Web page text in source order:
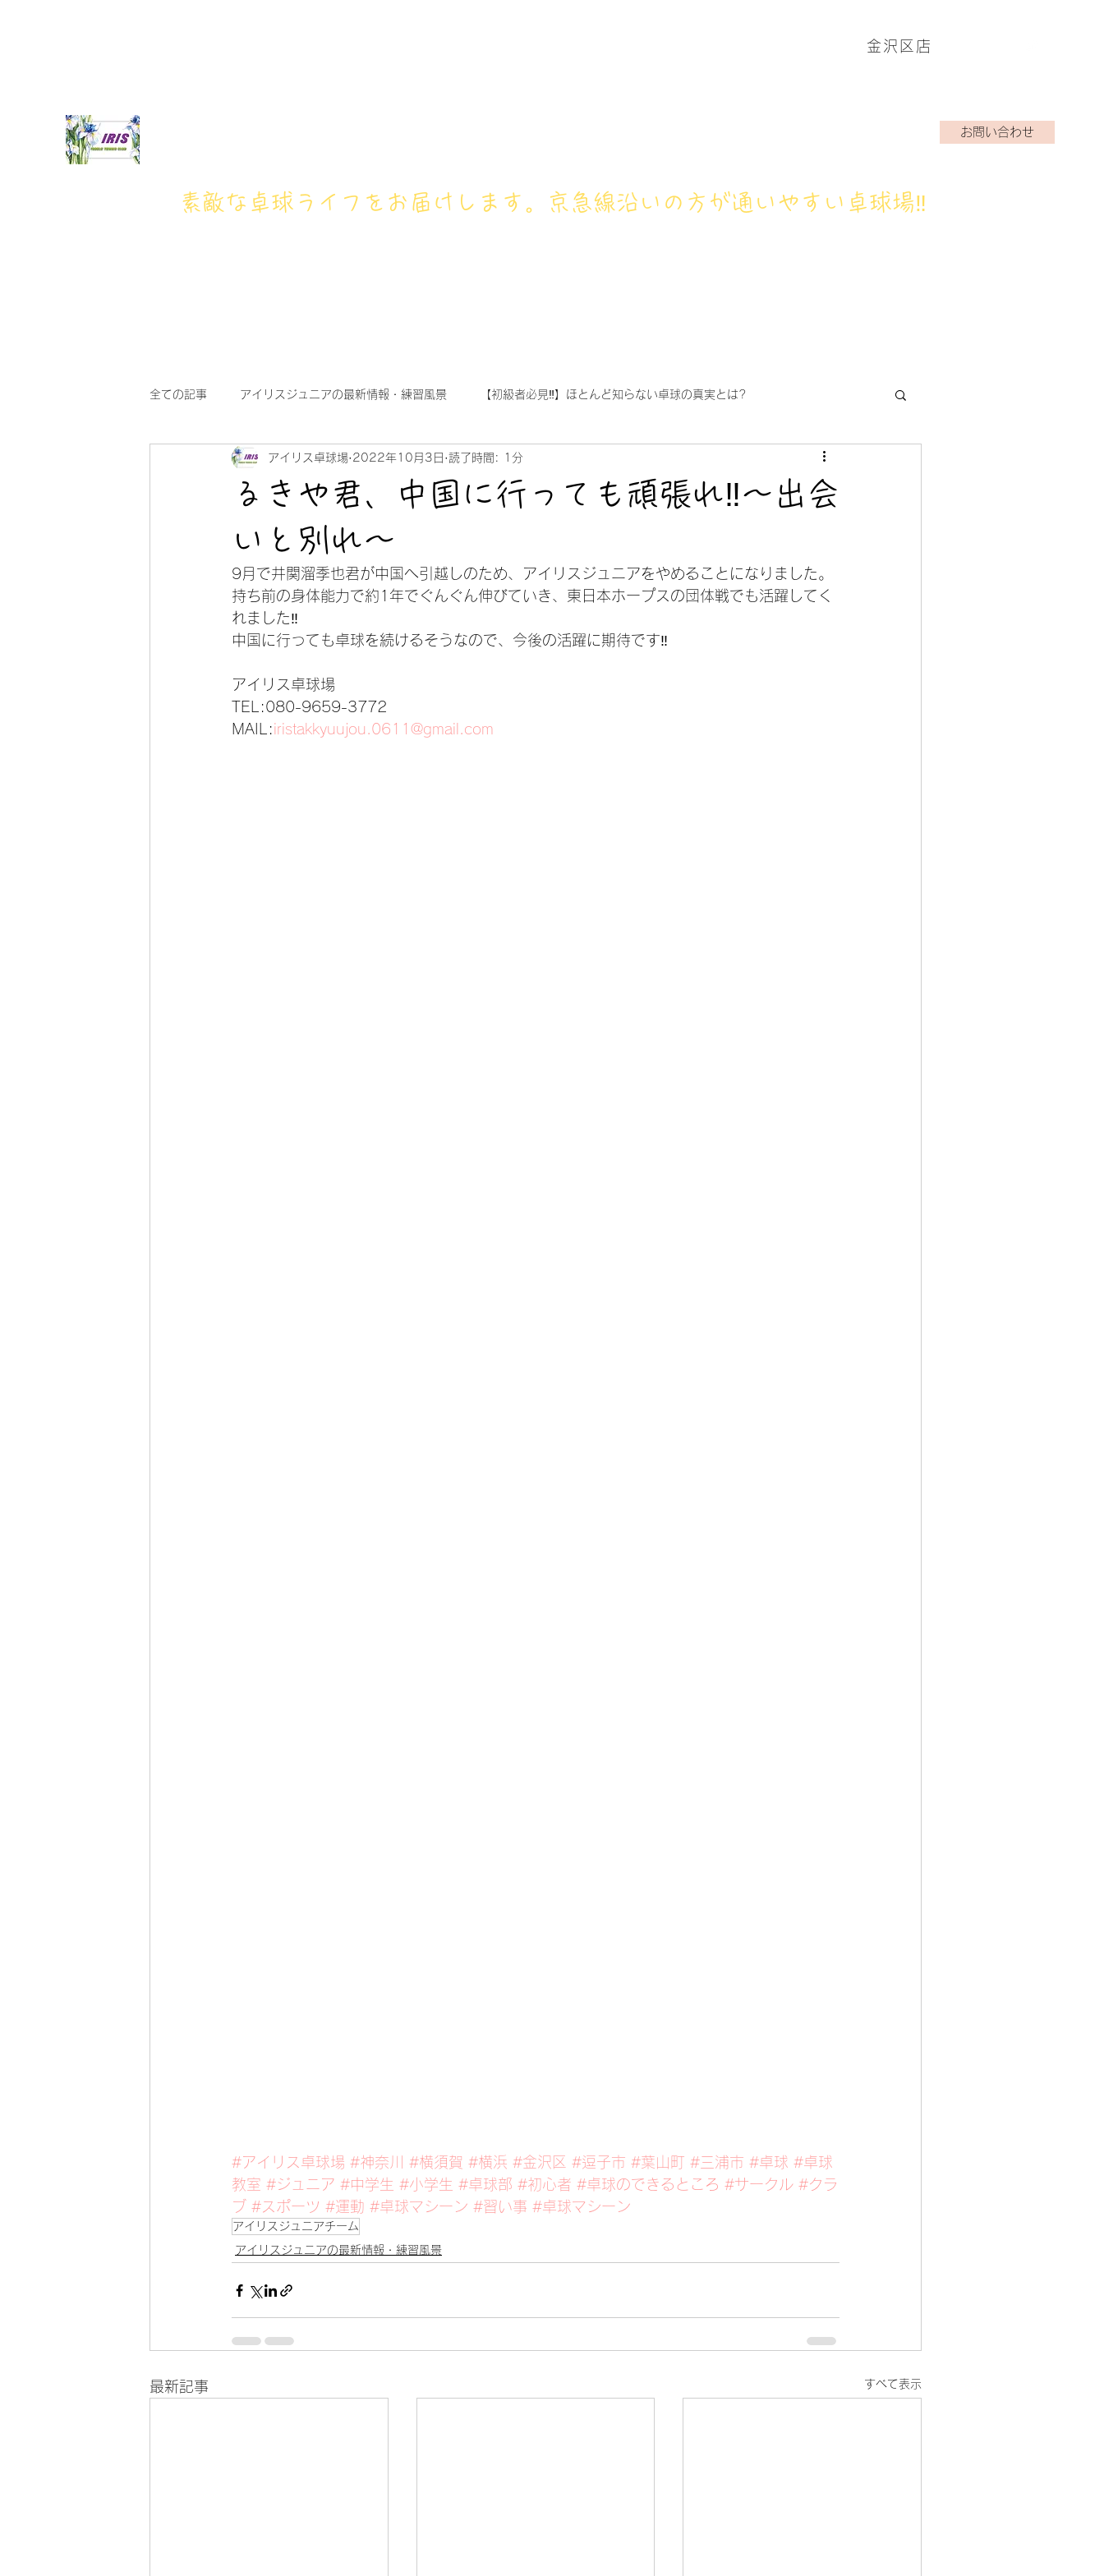
金沢区店
お問い合わせ
​素敵な卓球ライフをお届けします。京急線沿いの方が通いやすい卓球場‼
全ての記事 アイリスジュニアの最新情報・練習風景 【初級者必見‼】ほとんど知らない卓球の真実とは?
るきや君、中国に行っても頑張れ‼～出会
いと別れ～
アイリス卓球場 2022年10月3日 読了時間: 1分
9月で井関溜季也君が中国へ引越しのため、アイリスジュニアをやめることになりました。
持ち前の身体能力で約1年でぐんぐん伸びていき、東日本ホープスの団体戦でも活躍してく
れました‼
中国に行っても卓球を続けるそうなので、今後の活躍に期待です‼
アイリス卓球場
TEL:080-9659-3772
MAIL:iristakkyuujou.0611@gmail.com
#アイリス卓球場 #神奈川 #横須賀 #横浜 #金沢区 #逗子市 #葉山町 #三浦市 #卓球 #卓球
教室 #ジュニア #中学生 #小学生 #卓球部 #初心者 #卓球のできるところ #サークル #クラ
ブ #スポーツ #運動 #卓球マシーン #習い事 #卓球マシーン
アイリスジュニアチーム
アイリスジュニアの最新情報・練習風景
最新記事 すべて表示